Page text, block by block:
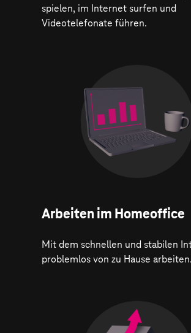
spielen, im Internet surfen und
Videotelefonate führen.
Arbeiten im Homeoffice
Mit dem schnellen und stabilen
problemlos von zu Hause arbeiten.